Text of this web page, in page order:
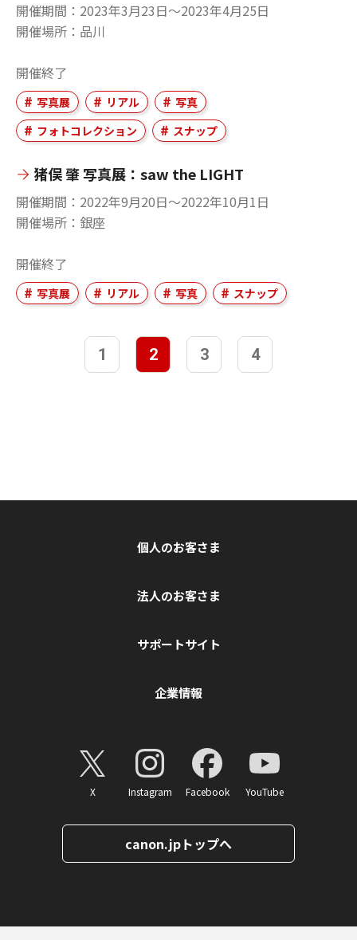
開催期間
2023年3月23日〜2023年4月25日
開催場所
品川
開催終了
写真展 リアル
写真
フォトコレクション
スナップ
猪俣 肇 写真展：saw the LIGHT
開催期間
2022年9月20日〜2022年10月1日
開催場所
銀座
開催終了
写真展 リアル 写真 スナップ
1 2 3 4
個人のお客さま
法人のお客さま
サポートサイト
企業情報
X Instagram Facebook YouTube
canon.jpトップへ